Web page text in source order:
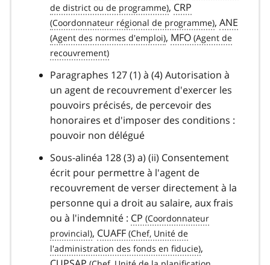
, CRP
, ANE
, MFO
Paragraphes 127 (1) à (4) Autorisation à
un agent de recouvrement d'exercer les
pouvoirs précisés, de percevoir des
honoraires et d'imposer des conditions :
pouvoir non délégué
Sous-alinéa 128 (3) a) (ii) Consentement
écrit pour permettre à l'agent de
recouvrement de verser directement à la
personne qui a droit au salaire, aux frais
ou à l'indemnité : CP
, CUAFF
,